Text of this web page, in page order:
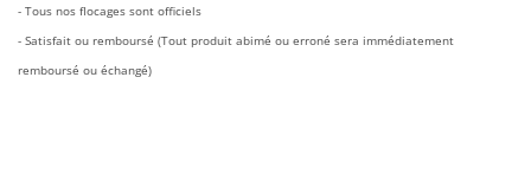
- Tous nos flocages sont officiels
- Satisfait ou remboursé (Tout produit abimé ou erroné sera immédiatement
remboursé ou échangé)